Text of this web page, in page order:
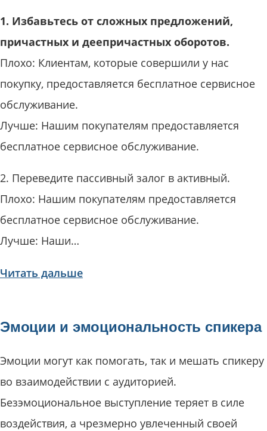
1. Избавьтесь от сложных предложений,
причастных и деепричастных оборотов.
Плохо: Клиентам, которые совершили у нас
покупку, предоставляется бесплатное сервисное
обслуживание.
Лучше: Нашим покупателям предоставляется
бесплатное сервисное обслуживание.
2. Переведите пассивный залог в активный.
Плохо: Нашим покупателям предоставляется
бесплатное сервисное обслуживание.
Лучше: Наши…
Читать дальше
Эмоции и эмоциональность спикера
Эмоции могут как помогать, так и мешать спикеру
во взаимодействии с аудиторией.
Безэмоциональное выступление теряет в силе
воздействия, а чрезмерно увлеченный своей